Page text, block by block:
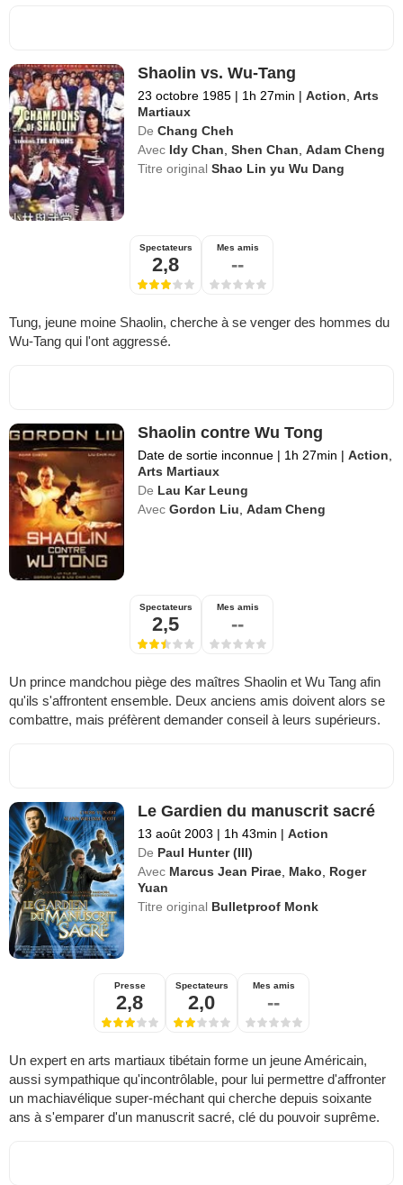
Shaolin vs. Wu-Tang
23 octobre 1985 | 1h 27min | Action ,Arts
Martiaux
De Chang Cheh
Avec Idy Chan ,Shen Chan ,Adam Cheng
Titre originalShao Lin yu Wu Dang
Spectateurs
2,8
Mes amis
--
Tung, jeune moine Shaolin, cherche à se venger des hommes du
Wu-Tang qui l'ont aggressé.
Shaolin contre Wu Tong
Date de sortie inconnue | 1h 27min | Action
Arts Martiaux
De Lau Kar Leung
Avec Gordon Liu ,Adam Cheng
Spectateurs
2,5
Mes amis
--
Un prince mandchou piège des maîtres Shaolin et Wu Tang afin
qu'ils s'affrontent ensemble. Deux anciens amis doivent alors se
combattre, mais préfèrent demander conseil à leurs supérieurs.
Le Gardien du manuscrit sacré
13 août 2003 | 1h 43min | Action
De Paul Hunter (III)
Avec Marcus Jean Pirae Mako
Roger
Yuan
Titre original Bulletproof Monk
Presse
2,8
Spectateurs
2,0
Mes amis
--
Un expert en arts martiaux tibétain forme un jeune Américain,
aussi sympathique qu'incontrôlable, pour lui permettre d'affronter
un machiavélique super-méchant qui cherche depuis soixante
ans à s'emparer d'un manuscrit sacré, clé du pouvoir suprême.